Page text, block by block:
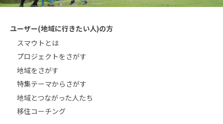
ユーザー(地域に行きたい人)の方
スマウトとは
プロジェクトをさがす
地域をさがす
特集テーマからさがす
地域とつながった人たち
移住コーチング